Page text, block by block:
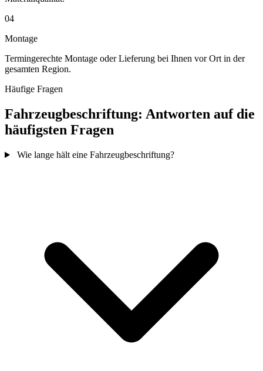
04
Montage
Termingerechte Montage oder Lieferung bei Ihnen vor Ort in der
gesamten Region.
Häufige Fragen
Fahrzeugbeschriftung: Antworten auf die
häufigsten Fragen
Wie lange hält eine Fahrzeugbeschriftung?